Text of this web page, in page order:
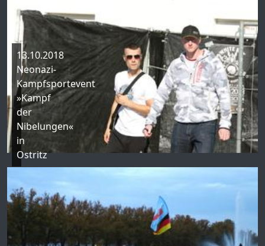
13.10.2018
Neonazi-
Kampfsportevent
»Kampf
der
Nibelungen«
in
Ostritz